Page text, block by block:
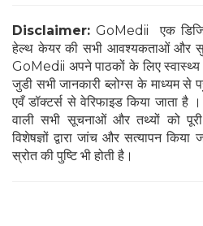
Disclaimer: GoMedii एक
हेल्थ केयर की सभी आवश्यकताओं और
GoMedii अपने पाठकों के लिए
जुडी सभी जानकारी ब्लोग्स के माध्यम से
एवँ डॉक्टर्स से वेरिफाइड किया जाता है
वाली सभी सूचनाओं और तथ्यों को
विशेषज्ञों द्वारा जांच और सत्यापन
स्रोत की पुष्टि भी होती है।